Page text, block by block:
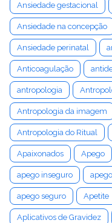
Ansiedade gestacional
Ansiedade na concepção
Ansiedade perinatal
Anticoagulação
antropologia
Antropologia da imagem
Antropologia do Ritual
Apaixonados Apego
apego inseguro
apego seguro Apetite
Aplicativos de Gravidez